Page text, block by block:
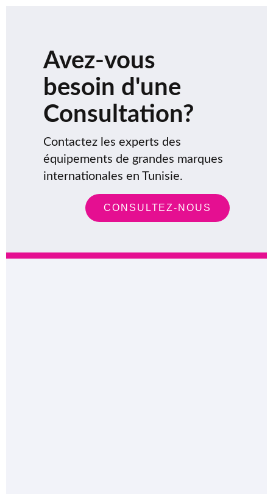
Avez-vous
besoin d'une
Consultation?
Contactez les experts des
équipements de grandes marques
internationales en Tunisie.
CONSULTEZ-NOUS